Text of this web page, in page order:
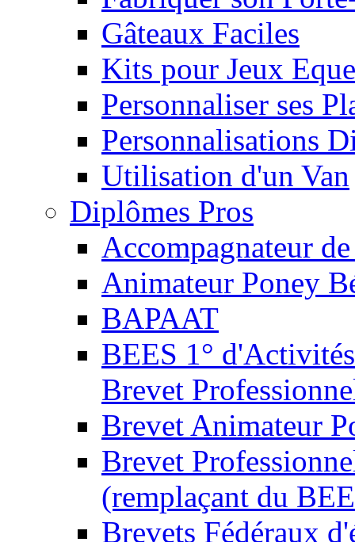
Gâteaux Faciles
Kits pour Jeux
Personnaliser ses
Personnalisations
Utilisation d'un Van
Diplômes Pros
Accompagnateur
Animateur Poney
BAPAAT
BEES 1°
Brevet
Brevet Animateur
Brevet
(remplaçant du
Brevets Fédéraux